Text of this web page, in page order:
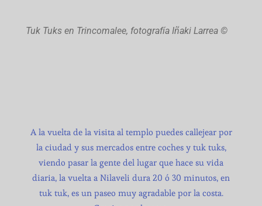
Tuk Tuks en Trincomalee, fotografía Iñaki Larrea ©
A la vuelta de la visita al templo puedes callejear por
la ciudad y sus mercados entre coches y tuk tuks,
viendo pasar la gente del lugar que hace su vida
diaria, la vuelta a Nilaveli dura 20 ó 30 minutos, en
tuk tuk, es un paseo muy agradable por la costa.